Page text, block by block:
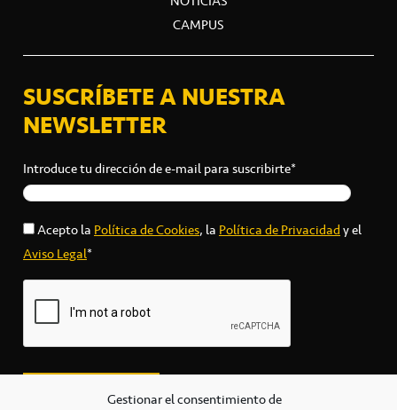
Gestionar el consentimiento de
CAMPUS
SUSCRÍBETE A NUESTRA
NEWSLETTER
Introduce tu dirección de e-mail para suscribirte*
Acepto laPolítica de Cookies, laPolítica de Privacidady el
Aviso Legal*